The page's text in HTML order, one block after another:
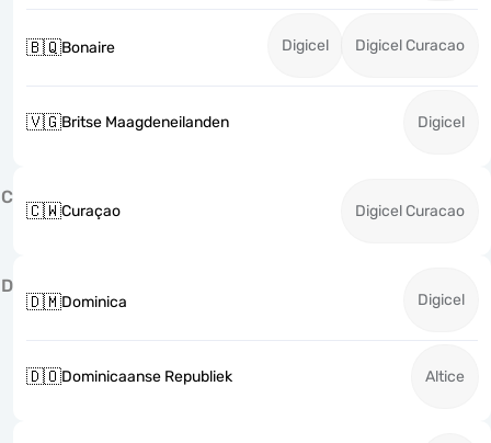
🇧🇶Bonaire Digicel Digicel Curacao
🇻🇬Britse Maagdeneilanden Digicel
C
🇨🇼Curaçao Digicel Curacao
D
🇩🇲Dominica Digicel
🇩🇴Dominicaanse Republiek Altice